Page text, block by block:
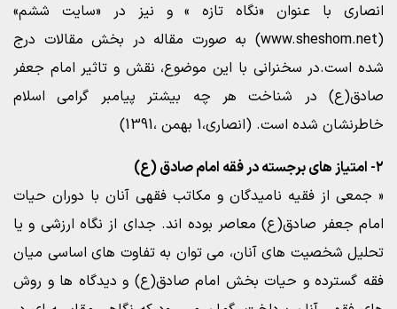
انصاری با عنوان «نگاه تازه » و نیز در «سایت ششم»
(www.sheshom.net) به صورت مقاله در بخش مقالات درج
شده است.در سخنرانی با این موضوع، نقش و تاثیر امام جعفر
صادق(ع) در شناخت هر چه بیشتر پیامبر گرامی اسلام
خاطرنشان شده است. (انصاری،1 بهمن ،1391)
۲- امتیاز های برجسته در فقه امام صادق (ع)
« جمعی از فقیه نامیدگان و مکاتب فقهی آنان با دوران حیات
امام جعفر صادق(ع) معاصر بوده اند. جدای از نگاه ارزشی و یا
تحلیل شخصیت های آنان، می توان به تفاوت های اساسی میان
فقه گسترده و حیات بخش امام صادق(ع) و دیدگاه ها و روش